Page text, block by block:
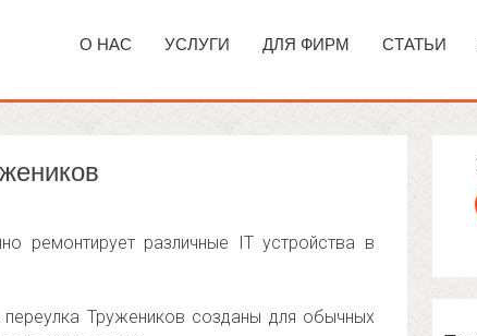
О НАС УСЛУГИ ДЛЯ ФИРМ СТАТЬИ
ремонтирует различные IT устройства в
Тружеников созданы для обычных